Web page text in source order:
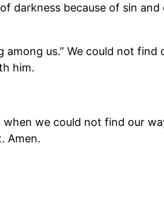
darkness because of sin
among us.” We could not
him.
we could not find our
Amen.